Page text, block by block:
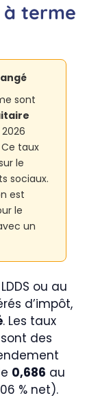
à terme
sont
taux
le
sociaux.
est
le
un
ou au
d’impôt,
. Les taux
des
0,686 au
% net).